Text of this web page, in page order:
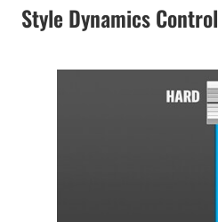
Style Dynamics Control